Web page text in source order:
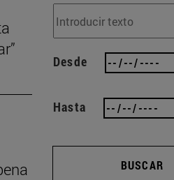
Desde
Hasta
BUSCAR